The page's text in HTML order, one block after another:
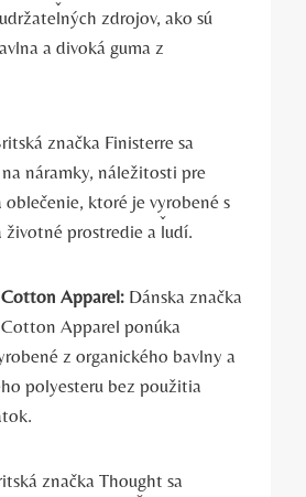
zdrojov, ako sú
a divoká guma z
značka Finisterre sa
náramky, náležitosti pre
oblečenie, ktoré je vyrobené s
životné prostredie a ľudí.
Apparel: Dánska značka
Apparel ponúka
z organického bavlny a
polyesteru bez použitia
značka Thought sa